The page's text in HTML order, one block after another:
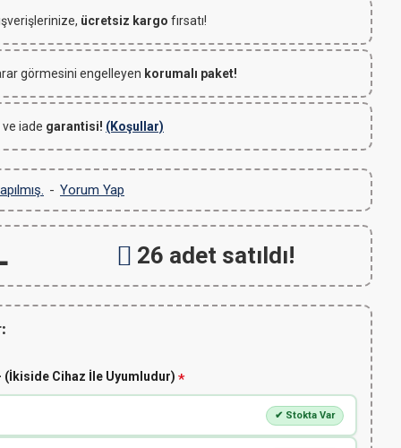
ücretsiz kargo fırsatı!
görmesini engelleyen korumalı paket!
iade garantisi! (Koşullar)
- Yorum Yap
26 adet satıldı!
(İkiside Cihaz İle Uyumludur)
✔ Stokta Var